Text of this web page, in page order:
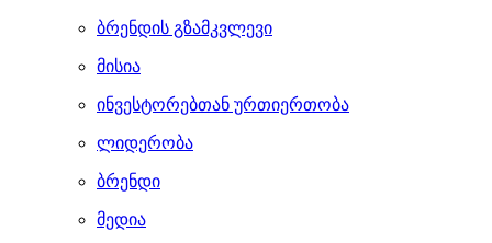
ბრენდის გზამკვლევი
მისია
ინვესტორებთან ურთიერთობა
ლიდერობა
ბრენდი
მედია